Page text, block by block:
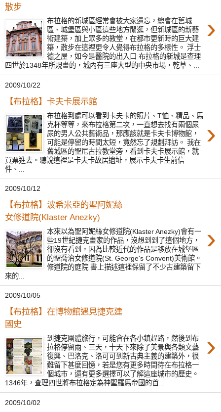
散步
›
布拉格的新城區經常會被大家遺忘，總會在舊城
區、城堡區與小區這些地方閒逛，但新城區的新藝
術建築，加上眾多的教堂，在都市更新時的巨大建
築，散步在這裡更令人覺得布拉格的多樣性。 浮士
德之屋，如今是醫院的出入口 布拉格的新城是查理
四世於1348年所規畫的，城內有三座大型的中央市場，乾草、...
2009/10/22
【布拉格】卡夫卡展示館
›
布拉格到處可以看到卡夫卡的照片、T恤、精品、馬
克杯等等，來布拉格第二次，一直想去找有兩個尿
尿的男人公共藝術品，那應該就是卡夫卡博物館，
可能是停留的時間太短，竟然忘了規劃拜訪。 我在
舊城區的聖尼古拉教堂旁，看到卡夫卡展示館，就
買票進去。聽說這裡是卡夫卡故居遺址，展示卡夫卡生前信
件、...
2009/10/12
【布拉格】波希米亞的聖阿妮絲
女修道院(Klaster Anezky)
›
本來以為聖阿妮絲女修道院(Klaster Anezky)會有一
些19世紀捷克畫家的作品，沒想到到了這個地方，
卻沒有看到，因為比較近代的作品是移放在城堡區
的聖喬治女修道院(St. George's Convent)美術館。
修道院的庭院 書上描述這裡保留了不少古建築留下
來的...
2009/10/05
【布拉格】在博物館遇見捷克建
國史
›
到捷克團體旅行，可能會在各小鎮趕路，然後到布
拉格停留兩、三天，十天下來除了美景與各類文藝
復興、巴洛克、洛可可到新古典主義的建築外，很
難留下甚麼回憶，若是您有更多時間待在布拉格一
個城市，還有更多選擇可以了解這座城市的歷史。
1346年，查理四世將布拉格定為神聖羅馬帝國的首...
2009/10/02